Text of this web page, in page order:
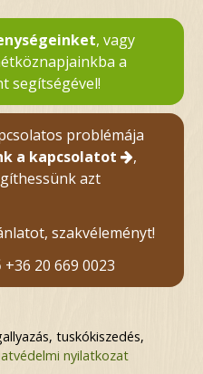
, vagy
a
segítségével!
problémája
a kapcsolatot
,
azt
szakvéleményt!
+36 20 669 0023
tuskókiszedés,
nyilatkozat